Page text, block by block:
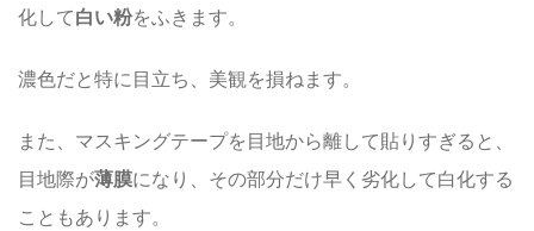
化して白い粉をふきます。
濃色だと特に目立ち、美観を損ねます。
また、マスキングテープを目地から離して貼りすぎると、
目地際が薄膜になり、その部分だけ早く劣化して白化する
こともあります。